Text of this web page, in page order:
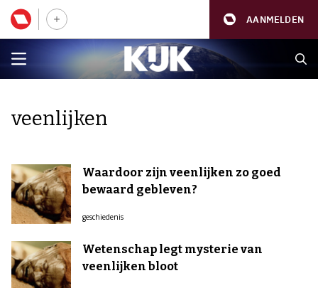
AANMELDEN
veenlijken
Waardoor zijn veenlijken zo goed
bewaard gebleven?
geschiedenis
Wetenschap legt mysterie van
veenlijken bloot